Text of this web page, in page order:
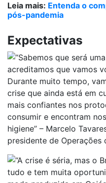
Leia mais: Entenda o
pós-pandemia
Expectativas